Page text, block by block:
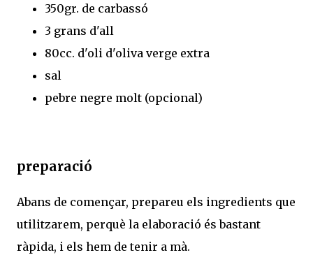
350gr. de carbassó
3 grans d'all
80cc. d'oli d'oliva verge extra
sal
pebre negre molt (opcional)
preparació
Abans de començar, prepareu els ingredients que
utilitzarem, perquè la elaboració és bastant
ràpida, i els hem de tenir a mà.